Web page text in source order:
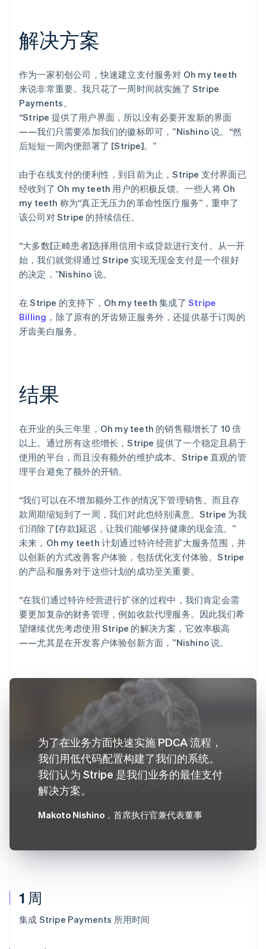
1 周
集成 Stripe Payments 所用时间
解决方案
作为一家初创公司，快速建立支付服务对 Oh my teeth
来说非常重要。我只花了一周时间就实施了 Stripe
Payments。
“Stripe 提供了用户界面，所以没有必要开发新的界面
——我们只需要添加我们的徽标即可，”Nishino 说。“然
后短短一周内便部署了 [Stripe]。”
由于在线支付的便利性，到目前为止，Stripe 支付界面已
经收到了 Oh my teeth 用户的积极反馈。一些人将 Oh
my teeth 称为“真正无压力的革命性医疗服务”，重申了
该公司对 Stripe 的持续信任。
“大多数[正畸患者]选择用信用卡或贷款进行支付。从一开
始，我们就觉得通过 Stripe 实现无现金支付是一个很好
的决定，”Nishino 说。
在 Stripe 的支持下，Oh my teeth 集成了Stripe
Billing ，除了原有的牙齿矫正服务外，还提供基于订阅的
牙齿美白服务。
结果
在开业的头三年里，Oh my teeth 的销售额增长了 10 倍
以上。通过所有这些增长，Stripe 提供了一个稳定且易于
使用的平台，而且没有额外的维护成本。Stripe 直观的管
理平台避免了额外的开销。
“我们可以在不增加额外工作的情况下管理销售。而且存
款周期缩短到了一周，我们对此也特别满意。Stripe 为我
们消除了[存款]延迟，让我们能够保持健康的现金流。”
未来，Oh my teeth 计划通过特许经营扩大服务范围，并
以创新的方式改善客户体验，包括优化支付体验。Stripe
的产品和服务对于这些计划的成功至关重要。
“在我们通过特许经营进行扩张的过程中，我们肯定会需
要更加复杂的财务管理，例如收款代理服务。因此我们希
望继续优先考虑使用 Stripe 的解决方案，它效率极高
——尤其是在开发客户体验创新方面，”Nishino 说。
为了在业务方面快速实施 PDCA 流程，
我们用低代码配置构建了我们的系统。
我们认为 Stripe 是我们业务的最佳支付
解决方案。
Makoto Nishino ，首席执行官兼代表董事